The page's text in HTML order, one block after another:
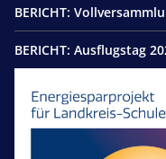
BERICHT:
BERICHT: Ausflugstag